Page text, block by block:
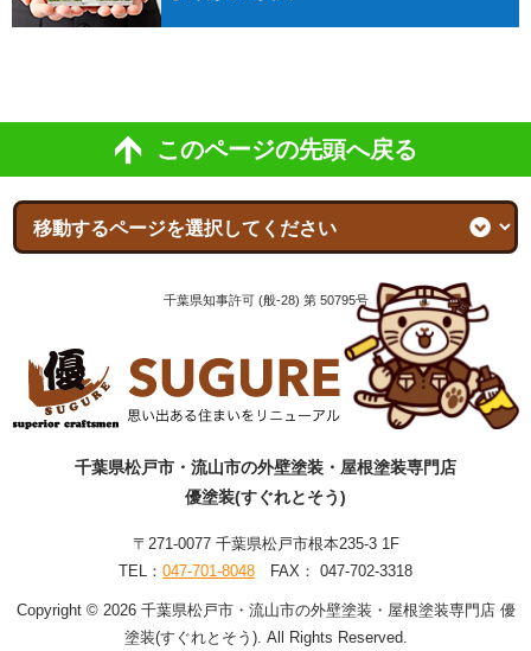
このページの先頭へ戻る
千葉県知事許可 (般-28) 第 50795号
千葉県松戸市・流山市の外壁塗装・屋根塗装専門店
優塗装(すぐれとそう)
〒271-0077 千葉県松戸市根本235-3 1F
TEL： 047-701-8048 FAX： 047-702-3318
Copyright © 2026 千葉県松戸市・流山市の外壁塗装・屋根塗装専門店 優
塗装(すぐれとそう). All Rights Reserved.